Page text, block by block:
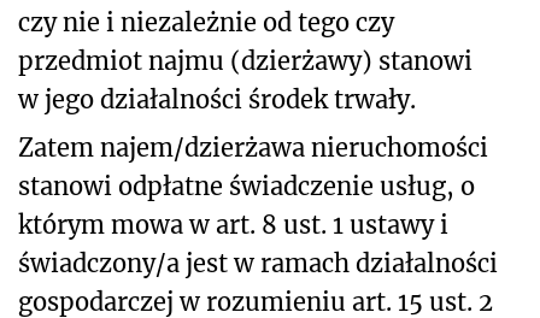
czy nie i niezależnie od tego czy
przedmiot najmu (dzierżawy) stanowi
w jego działalności środek trwały.
Zatem najem/dzierżawa nieruchomości
stanowi odpłatne świadczenie usług, o
którym mowa w art. 8 ust. 1 ustawy i
świadczony/a jest w ramach działalności
gospodarczej w rozumieniu art. 15 ust. 2